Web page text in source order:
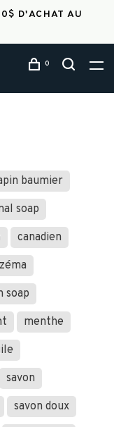
D'ACHAT AU
0
baumier
soap
canadien
soap
menthe
savon
savon doux